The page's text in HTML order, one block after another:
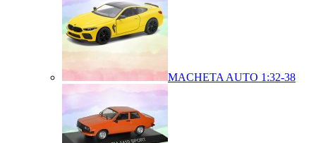
MACHETA AUTO 1:32-38